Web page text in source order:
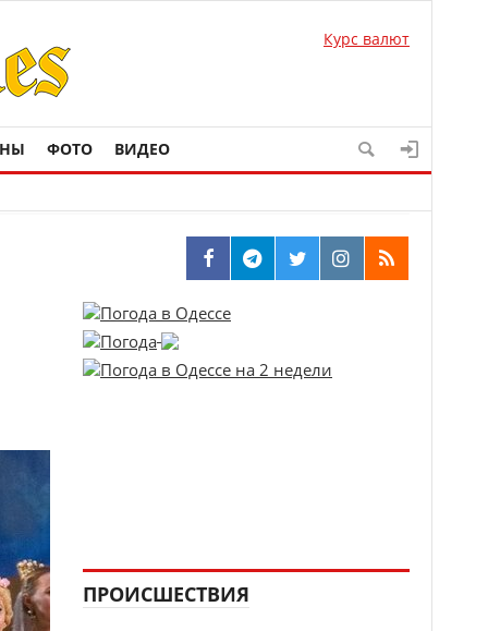
Курс валют
ФОТО ВИДЕО
ПРОИСШЕСТВИЯ